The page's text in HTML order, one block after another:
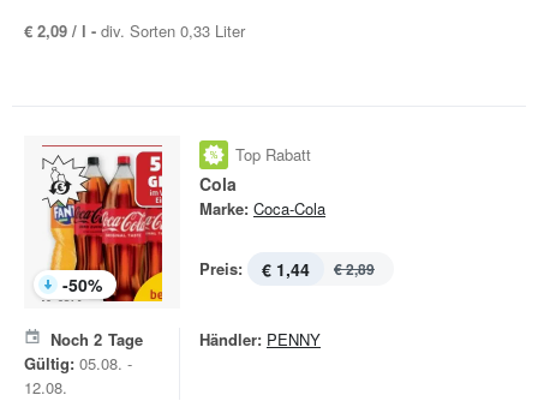
€ 2,09 / l - div. Sorten 0,33 Liter
-50%
Top Rabatt
Cola
Marke: Coca-Cola
Preis: € 1,44 € 2,89
Noch 2 Tage
Gültig: 05.08. -
12.08.
Händler: PENNY